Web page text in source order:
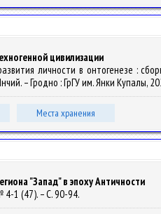
цивилизации
личности в онтогенезе :
– Гродно : ГрГУ им. Янки Купалы,
Места хранения
"Запад" в эпоху Античности
1 (47). – С. 90-94.